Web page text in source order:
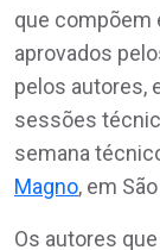
que compõem
aprovados
pelos autores,
sessões
semana
Magno, em
Os autores